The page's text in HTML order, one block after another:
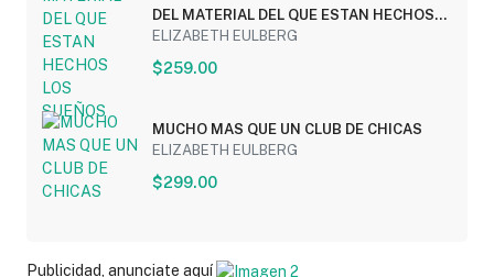
DEL MATERIAL DEL QUE ESTAN HECHOS
LOS SUEÑOS
ELIZABETH EULBERG
$259.00
MUCHO MAS QUE UN CLUB DE CHICAS
ELIZABETH EULBERG
$299.00
Publicidad, anunciate aquí